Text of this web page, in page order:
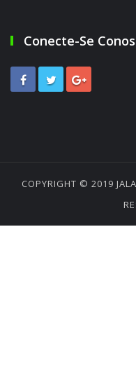
Conecte-Se
COPYRIGHT © 2019